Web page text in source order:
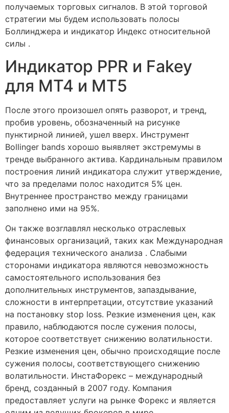
получаемых торговых сигналов. В этой торговой
стратегии мы будем использовать полосы
Боллинджера и индикатор Индекс относительной
силы .
Индикатор PPR и Fakey
для MT4 и МТ5
После этого произошел опять разворот, и тренд,
пробив уровень, обозначенный на рисунке
пунктирной линией, ушел вверх. Инструмент
Bollinger bands хорошо выявляет экстремумы в
тренде выбранного актива. Кардинальным правилом
построения линий индикатора служит утверждение,
что за пределами полос находится 5% цен.
Внутреннее пространство между границами
заполнено ими на 95%.
Он также возглавлял несколько отраслевых
финансовых организаций, таких как Международная
федерация технического анализа . Слабыми
сторонами индикатора являются невозможность
самостоятельного использования без
дополнительных инструментов, запаздывание,
сложности в интерпретации, отсутствие указаний
на постановку stop loss. Резкие изменения цен, как
правило, наблюдаются после сужения полосы,
которое соответствует снижению волатильности.
Резкие изменения цен, обычно происходящие после
сужения полосы, соответствующего снижению
волатильности. ИнстаФорекс – международный
бренд, созданный в 2007 году. Компания
предоставляет услуги на рынке Форекс и является